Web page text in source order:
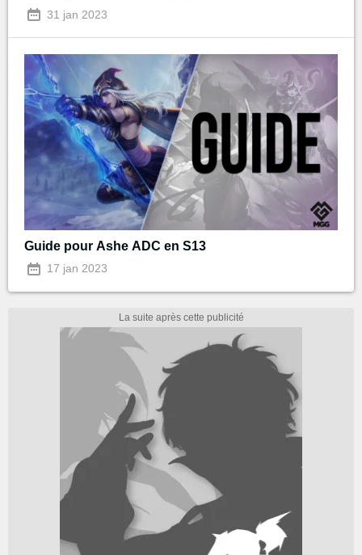
31 jan 2023
Guide pour Ashe ADC en S13
17 jan 2023